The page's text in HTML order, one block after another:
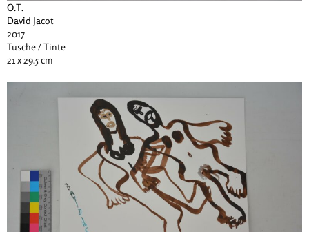
O.T.
David Jacot
2017
Tusche / Tinte
21 x 29.5 cm